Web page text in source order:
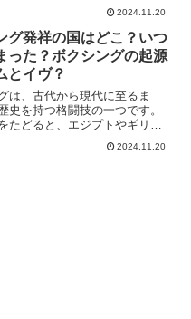
取得することで、「プロボク
う肩書きを得ることができ、
テータスとして見...
2024.11.20
グ発祥の国はどこ？いつ
った？ボクシングの起源
とイヴ？
は、古代から現代に至るま
史を持つ格闘技の一つです。
たどると、エジプトやギリシ
などの古代文明にさかのぼ
格闘技としてではなく、兵士
2024.11.20